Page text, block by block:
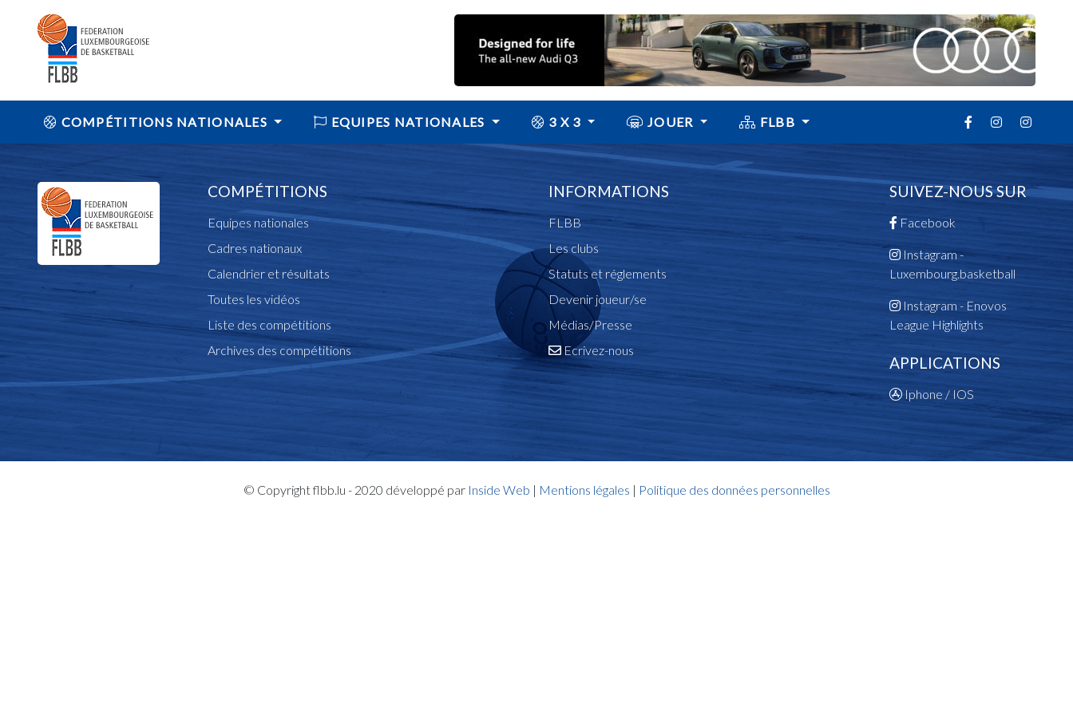
COMPÉTITIONS NATIONALES EQUIPES NATIONALES 3 X 3 JOUER FLBB
COMPÉTITIONS
Equipes nationales
Cadres nationaux
Calendrier et résultats
Toutes les vidéos
Liste des compétitions
Archives des compétitions
INFORMATIONS
FLBB
Les clubs
Statuts et réglements
Devenir joueur/se
Médias/Presse
Ecrivez-nous
SUIVEZ-NOUS SUR
Facebook
Instagram -
Luxembourg.basketball
Instagram - Enovos
League Highlights
APPLICATIONS
Iphone / IOS
© Copyright flbb.lu - 2020 développé par Inside Web | Mentions légales | Politique des données personnelles